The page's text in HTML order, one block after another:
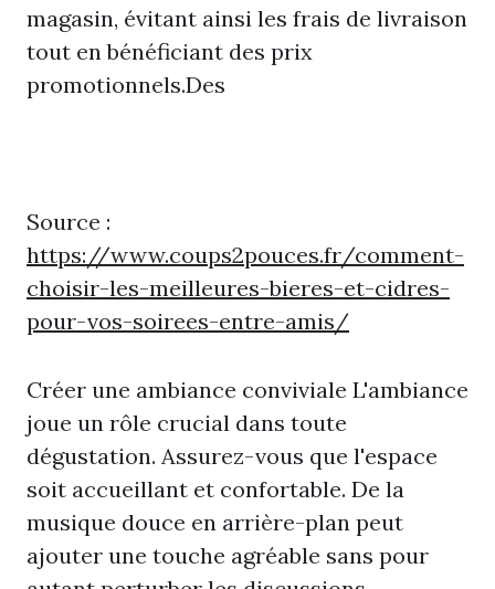
magasin, évitant ainsi les frais de livraison
tout en bénéficiant des prix
promotionnels.Des
Source :
https://www.coups2pouces.fr/comment-
choisir-les-meilleures-bieres-et-cidres-
pour-vos-soirees-entre-amis/
Créer une ambiance conviviale L'ambiance
joue un rôle crucial dans toute
dégustation. Assurez-vous que l'espace
soit accueillant et confortable. De la
musique douce en arrière-plan peut
ajouter une touche agréable sans pour